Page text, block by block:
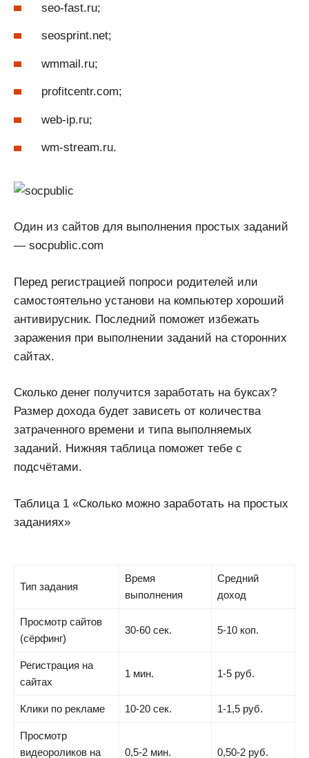
seo-fast.ru;
seosprint.net;
wmmail.ru;
profitcentr.com;
web-ip.ru;
wm-stream.ru.
Один из сайтов для выполнения простых заданий
— socpublic.com
Перед регистрацией попроси родителей или
самостоятельно установи на компьютер хороший
антивирусник. Последний поможет избежать
заражения при выполнении заданий на сторонних
сайтах.
Сколько денег получится заработать на буксах?
Размер дохода будет зависеть от количества
затраченного времени и типа выполняемых
заданий. Нижняя таблица поможет тебе с
подсчётами.
Таблица 1 «Сколько можно заработать на простых
заданиях»
Тип задания
Время
выполнения
Средний
доход
Просмотр сайтов
(сёрфинг)
30-60 сек. 5-10 коп.
Регистрация на
сайтах
1 мин. 1-5 руб.
Клики по рекламе 10-20 сек. 1-1,5 руб.
Просмотр
видеороликов на
0,5-2 мин. 0,50-2 руб.